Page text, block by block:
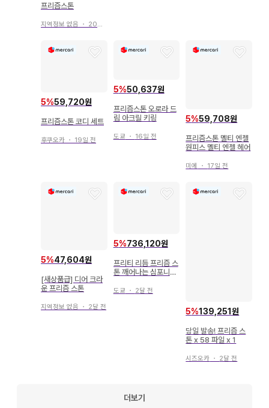
프리즘스톤
지역정보 없음 ・ 20일 전
5%59,720원
프리즘스톤 코디 세트
후쿠오카 ・ 19일 전
5%50,637원
프리즘스톤 오로라 드
림 아크릴 키링
도쿄 ・ 16일 전
5%59,708원
프리즘스톤 멜티 엔젤
원피스 멜티 엔젤 헤어
미에 ・ 17일 전
5%47,604원
[새상품급] 디어 크라
운 프리즘 스톤
지역정보 없음 ・ 2달 전
5%736,120원
프리티 리듬 프리즘 스
톤 깨어나는 심포니아
도쿄 ・ 2달 전
5%139,251원
당일 발송! 프리즘 스
톤 x 58 파일 x 1
시즈오카 ・ 2달 전
더보기